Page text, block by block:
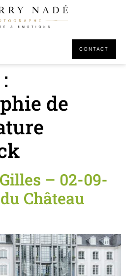
CONTACT
de
– 02-09-
Château